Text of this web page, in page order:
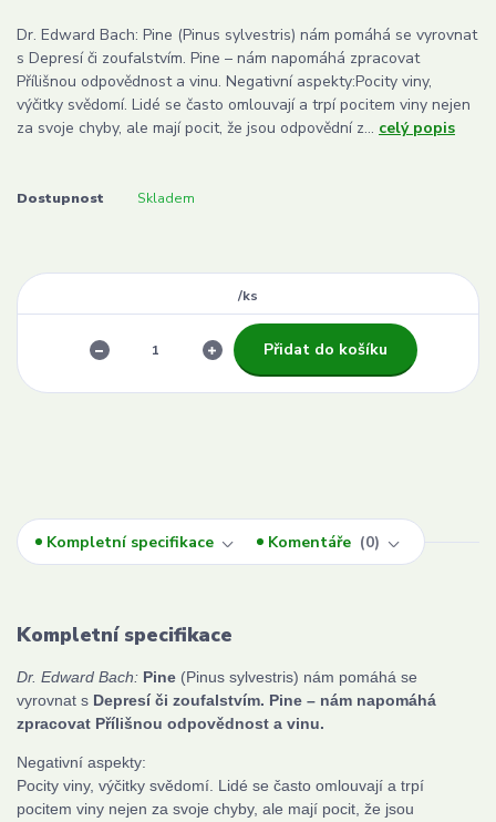
Dr. Edward Bach: Pine (Pinus sylvestris) nám pomáhá se vyrovnat
s Depresí či zoufalstvím. Pine – nám napomáhá zpracovat
Přílišnou odpovědnost a vinu. Negativní aspekty:Pocity viny,
výčitky svědomí. Lidé se často omlouvají a trpí pocitem viny nejen
za svoje chyby, ale mají pocit, že jsou odpovědní z... celý popis
Dostupnost Skladem
/ks
Přidat do košíku
Kompletní specifikace Komentáře 0
Kompletní specifikace
Dr. Edward Bach: Pine (Pinus sylvestris) nám pomáhá se
vyrovnat s Depresí či zoufalstvím. Pine – nám napomáhá
zpracovat Přílišnou odpovědnost a vinu.
Negativní aspekty:
Pocity viny, výčitky svědomí. Lidé se často omlouvají a trpí
pocitem viny nejen za svoje chyby, ale mají pocit, že jsou